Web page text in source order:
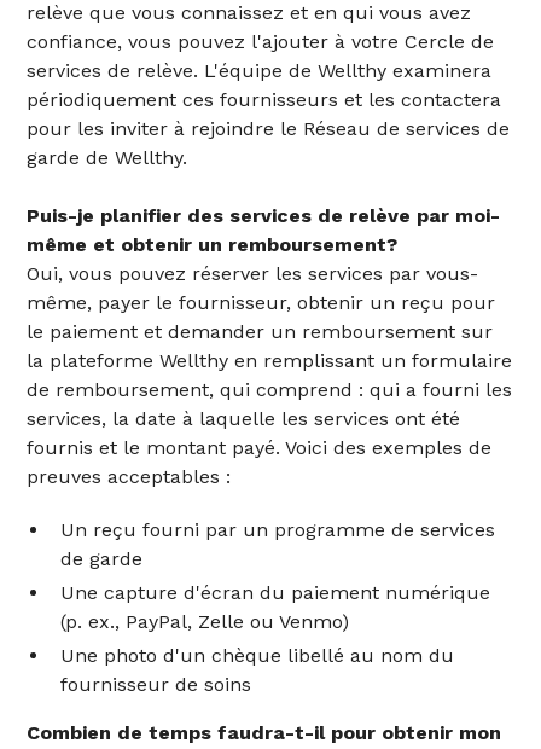
relève que vous connaissez et en qui vous avez
confiance, vous pouvez l'ajouter à votre Cercle de
services de relève. L'équipe de Wellthy examinera
périodiquement ces fournisseurs et les contactera
pour les inviter à rejoindre le Réseau de services de
garde de Wellthy.
Puis-je planifier des services de relève par moi-
même et obtenir un remboursement?
Oui, vous pouvez réserver les services par vous-
même, payer le fournisseur, obtenir un reçu pour
le paiement et demander un remboursement sur
la plateforme Wellthy en remplissant un formulaire
de remboursement, qui comprend : qui a fourni les
services, la date à laquelle les services ont été
fournis et le montant payé. Voici des exemples de
preuves acceptables :
Un reçu fourni par un programme de services
de garde
Une capture d'écran du paiement numérique
(p. ex., PayPal, Zelle ou Venmo)
Une photo d'un chèque libellé au nom du
fournisseur de soins
Combien de temps faudra-t-il pour obtenir mon